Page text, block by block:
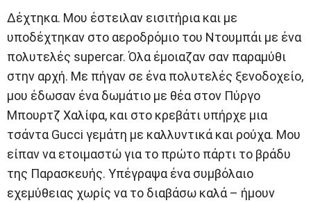
Δέχτηκα. Μου έστειλαν εισιτήρια και με
υποδέχτηκαν στο αεροδρόμιο του Ντουμπάι με ένα
πολυτελές supercar. Όλα έμοιαζαν σαν παραμύθι
στην αρχή. Με πήγαν σε ένα πολυτελές ξενοδοχείο,
μου έδωσαν ένα δωμάτιο με θέα στον Πύργο
Μπουρτζ Χαλίφα, και στο κρεβάτι υπήρχε μια
τσάντα Gucci γεμάτη με καλλυντικά και ρούχα. Μου
είπαν να ετοιμαστώ για το πρώτο πάρτι το βράδυ
της Παρασκευής. Υπέγραψα ένα συμβόλαιο
εχεμύθειας χωρίς να το διαβάσω καλά – ήμουν